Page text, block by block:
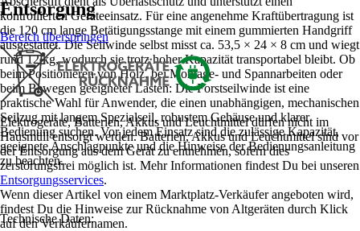
kontrollierten Geräteeinsatz. Für eine angenehme Kraftübertragung ist
die 120 cm lange Betätigungsstange mit einem gummierten Handgriff
ausgestattet. Die Seilwinde selbst misst ca. 53,5 × 24 × 8 cm und wiegt
rund 12 kg, wodurch sie trotz hoher Kapazität transportabel bleibt. Ob
beim Positionieren von Holz, bei Montage- und Spannarbeiten oder
beim Bewegen geeigneter Lasten: Die Forstseilwinde ist eine
praktische Wahl für Anwender, die einen unabhängigen, mechanischen
Seilzug mit langem Spezialseil, robustem Gehäuse und klarer
Bedienung suchen. Vor jedem Einsatz sind die zulässige Kapazität,
geeignete Anschlagpunkte und die Hinweise der Bedienungsanleitung
zu beachten.
Technische Daten:
Entsorgung
Bereich überspringen
Elektrogeräte, Batterien, Akkus und Leuchtmittel dürfen nicht im
Hausmüll entsorgt werden. Batterien, Akkus und Leuchtmittel sind vor
der Entsorgung aus dem Gerät zu entnehmen, sofern dies
zerstörungsfrei möglich ist. Mehr Informationen findest Du bei unseren
Entsorgungsservices.
Wenn dieser Artikel von einem Marktplatz-Verkäufer angeboten wird,
findest Du die Hinweise zur Rücknahme von Altgeräten durch Klick
auf den Verkäufernamen.